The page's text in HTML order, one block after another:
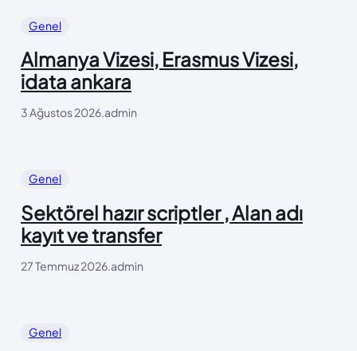
Genel
Almanya Vizesi, Erasmus Vizesi,
idata ankara
3 Ağustos 2026.admin
Genel
Sektörel hazır scriptler , Alan adı
kayıt ve transfer
27 Temmuz 2026 admin
Genel